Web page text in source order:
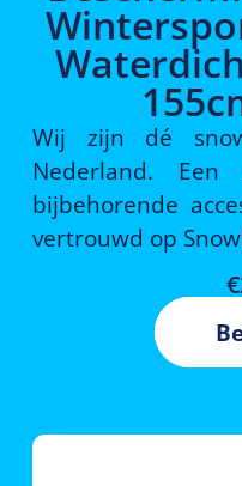
Wij zijn dé
Nederland. Een
bijbehorende
vertrouwd op
€